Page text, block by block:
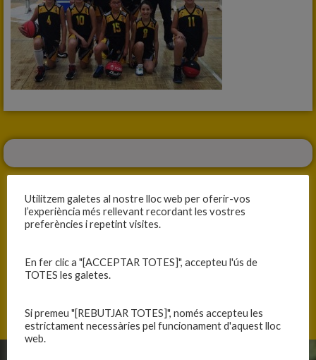
SOTS-CAMPIONS DEL 1R TORNEIG D’ANY NOU DE LES FRANQUESES PROTAGONISTES A FONTAJAU
Utilitzem galetes al nostre lloc web per oferir-vos
l’experiència més rellevant recordant les vostres
preferències i repetint visites.
En fer clic a "[ACCEPTAR TOTES]", accepteu l'ús de
TOTES les galetes.
Si premeu "[REBUTJAR TOTES]", només accepteu les
estrictament necessàries pel funcionament d'aquest lloc
web.